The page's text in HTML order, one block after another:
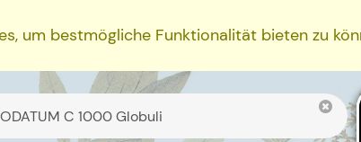
um bestmögliche Funktionalität bieten zu